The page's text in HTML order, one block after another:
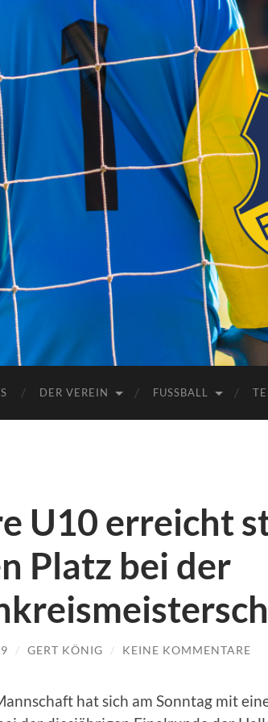
DER VEREIN FUSSBALL
U10 erreicht
Platz bei der
/ GERT KÖNIG / KEINE KOMMENTARE
hat sich am Sonntag mit